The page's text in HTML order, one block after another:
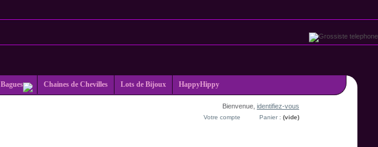
Bagues Chaines de Chevilles Lots de Bijoux HappyHippy
Bienvenue, identifiez-vous
Panier : (vide)
Votre compte